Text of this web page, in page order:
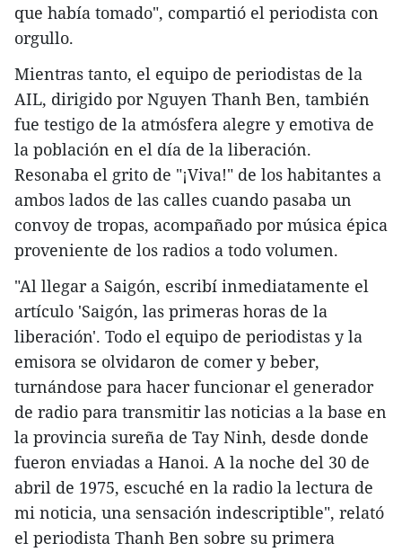
que había tomado", compartió el periodista con
orgullo.
Mientras tanto, el equipo de periodistas de la
AIL, dirigido por Nguyen Thanh Ben, también
fue testigo de la atmósfera alegre y emotiva de
la población en el día de la liberación.
Resonaba el grito de "¡Viva!" de los habitantes a
ambos lados de las calles cuando pasaba un
convoy de tropas, acompañado por música épica
proveniente de los radios a todo volumen.
"Al llegar a Saigón, escribí inmediatamente el
artículo 'Saigón, las primeras horas de la
liberación'. Todo el equipo de periodistas y la
emisora se olvidaron de comer y beber,
turnándose para hacer funcionar el generador
de radio para transmitir las noticias a la base en
la provincia sureña de Tay Ninh, desde donde
fueron enviadas a Hanoi. A la noche del 30 de
abril de 1975, escuché en la radio la lectura de
mi noticia, una sensación indescriptible", relató
el periodista Thanh Ben sobre su primera